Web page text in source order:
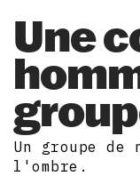
Une
Un groupe de
l'ombre.